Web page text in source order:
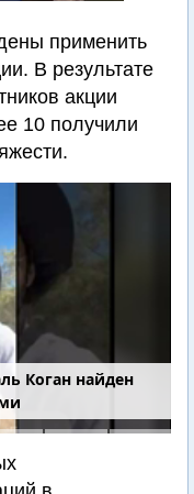
применить
В результате
акции
10 получили
Коган найден